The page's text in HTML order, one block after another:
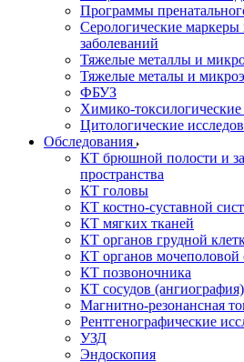
Программы
Серологические
заболеваний
Тяжелые металлы и
Тяжелые металы и
ФБУЗ
Химико-токсилогические
Цитологические
Обследования
КТ брюшной полости и
пространства
КТ головы
КТ костно-суставной
КТ мягких тканей
КТ органов грудной
КТ органов мочеполовой
КТ позвоночника
КТ сосудов (ангиография)
Магнитно-резонансная
Рентгенографические
УЗД
Эндоскопия